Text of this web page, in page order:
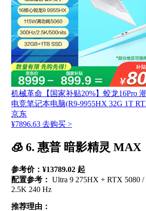
机械革命【国家补贴20%】蛟龙16Pro
电竞笔记本电脑(R9-9955HX 32G 1T
京东
¥7896.63 去购买 >
🧊 6. 惠普 暗影精灵 MAX
参考价：¥13789.02 起
配置参考： Ultra 9 275HX + RTX 5080
2.5K 240 Hz
推荐理由：